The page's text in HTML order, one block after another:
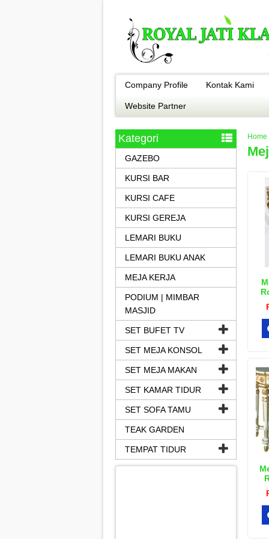
Company Profile Kontak Kami
Website Partner
Home
Kategori
GAZEBO
KURSI BAR
KURSI CAFE
KURSI GEREJA
LEMARI BUKU
LEMARI BUKU ANAK
MEJA KERJA
PODIUM | MIMBAR
MASJID
SET BUFET TV
SET MEJA KONSOL
SET MEJA MAKAN
SET KAMAR TIDUR
SET SOFA TAMU
TEAK GARDEN
TEMPAT TIDUR